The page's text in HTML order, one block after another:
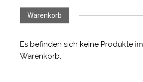
Warenkorb
Es befinden sich keine Produkte im
Warenkorb.